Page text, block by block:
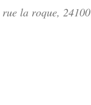
rue la roque, 24100